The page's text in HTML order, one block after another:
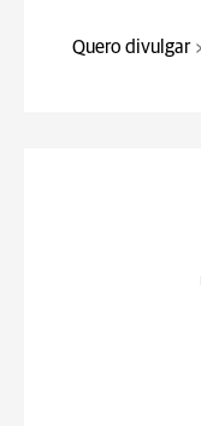
Quero divulgar